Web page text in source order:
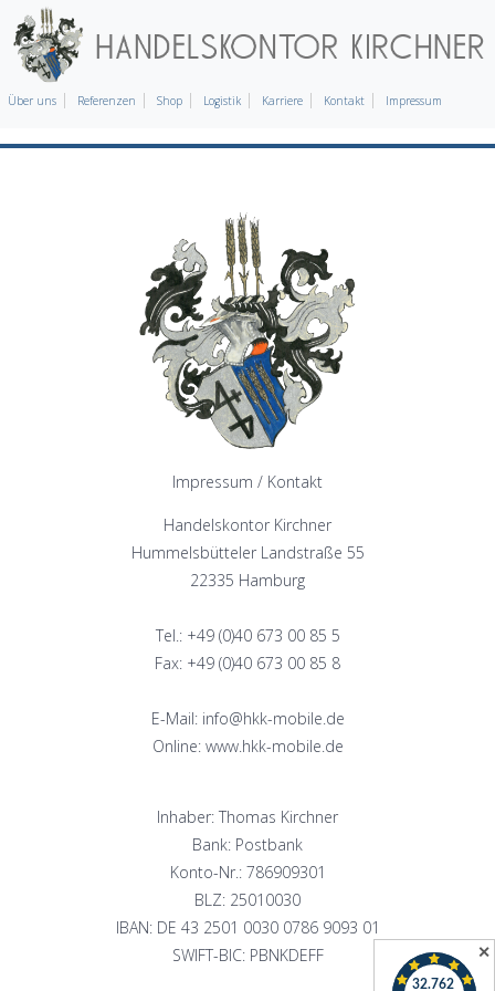
Über uns Referenzen Shop Logistik Karriere Kontakt Impressum
Impressum / Kontakt
Handelskontor Kirchner
Hummelsbütteler Landstraße 55
22335 Hamburg
Tel.: +49 (0)40 673 00 85 5
Fax: +49 (0)40 673 00 85 8
E-Mail: info@hkk-mobile.de
Online: www.hkk-mobile.de
Inhaber: Thomas Kirchner
Bank: Postbank
Konto-Nr.: 786909301
BLZ: 25010030
IBAN: DE 43 2501 0030 0786 9093 01
SWIFT-BIC: PBNKDEFF
✕